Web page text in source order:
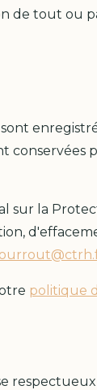
de tout ou
la
politique